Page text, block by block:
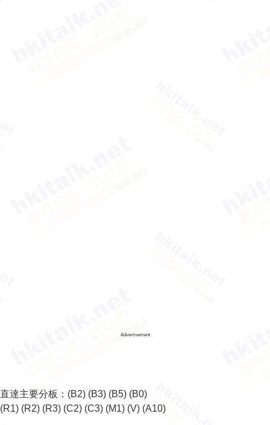
Advertisement
直達主要分板： (B2) (B3) (B5) (B0)
(R1) (R2) (R3) (C2) (C3) (M1) (V) (A10)